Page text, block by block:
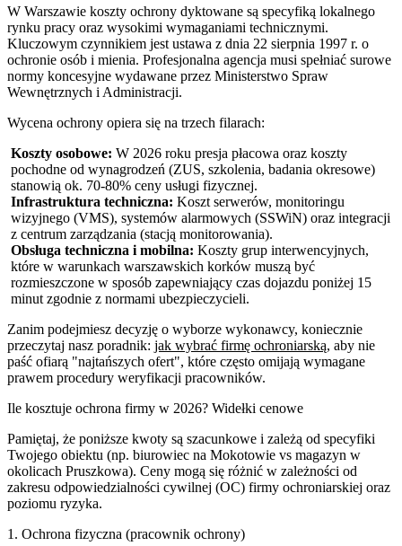
W Warszawie koszty ochrony dyktowane są specyfiką lokalnego
rynku pracy oraz wysokimi wymaganiami technicznymi.
Kluczowym czynnikiem jest ustawa z dnia 22 sierpnia 1997 r. o
ochronie osób i mienia. Profesjonalna agencja musi spełniać surowe
normy koncesyjne wydawane przez Ministerstwo Spraw
Wewnętrznych i Administracji.
Wycena ochrony opiera się na trzech filarach:
Koszty osobowe: W 2026 roku presja płacowa oraz koszty
pochodne od wynagrodzeń (ZUS, szkolenia, badania okresowe)
stanowią ok. 70-80% ceny usługi fizycznej.
Infrastruktura techniczna: Koszt serwerów, monitoringu
wizyjnego (VMS), systemów alarmowych (SSWiN) oraz integracji
z centrum zarządzania (stacją monitorowania).
Obsługa techniczna i mobilna: Koszty grup interwencyjnych,
które w warunkach warszawskich korków muszą być
rozmieszczone w sposób zapewniający czas dojazdu poniżej 15
minut zgodnie z normami ubezpieczycieli.
Zanim podejmiesz decyzję o wyborze wykonawcy, koniecznie
przeczytaj nasz poradnik: jak wybrać firmę ochroniarską, aby nie
paść ofiarą "najtańszych ofert", które często omijają wymagane
prawem procedury weryfikacji pracowników.
Ile kosztuje ochrona firmy w 2026? Widełki cenowe
Pamiętaj, że poniższe kwoty są szacunkowe i zależą od specyfiki
Twojego obiektu (np. biurowiec na Mokotowie vs magazyn w
okolicach Pruszkowa). Ceny mogą się różnić w zależności od
zakresu odpowiedzialności cywilnej (OC) firmy ochroniarskiej oraz
poziomu ryzyka.
1. Ochrona fizyczna (pracownik ochrony)